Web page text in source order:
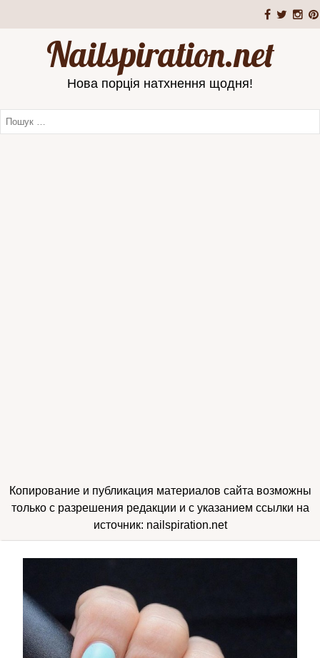
Nailspiration.net
Нова порція натхнення щодня!
Копирование и публикация материалов сайта возможны
только с разрешения редакции и с указанием ссылки на
источник: nailspiration.net